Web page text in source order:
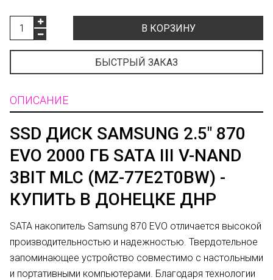
В КОРЗИНУ
БЫСТРЫЙ ЗАКАЗ
ОПИСАНИЕ
SSD ДИСК SAMSUNG 2.5" 870
EVO 2000 ГБ SATA III V-NAND
3BIT MLC (MZ-77E2T0BW) -
КУПИТЬ В ДОНЕЦКЕ ДНР
SATA накопитель Samsung 870 EVO отличается высокой
производительностью и надежностью. Твердотельное
запоминающее устройство совместимо с настольными
и портативными компьютерами. Благодаря технологии